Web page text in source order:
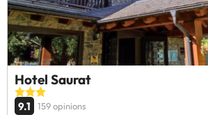
Hotel Saurat
9.1 159 opinions